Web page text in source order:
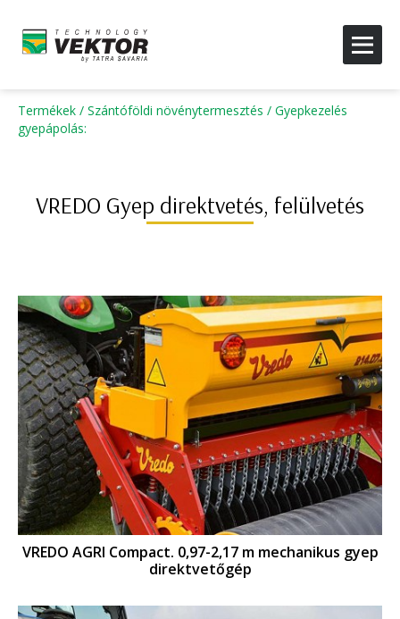
Termékek / Szántóföldi növénytermesztés / Gyepkezelés
gyepápolás:
VREDO Gyep direktvetés, felülvetés
VREDO AGRI Compact. 0,97-2,17 m mechanikus gyep
direktvetőgép